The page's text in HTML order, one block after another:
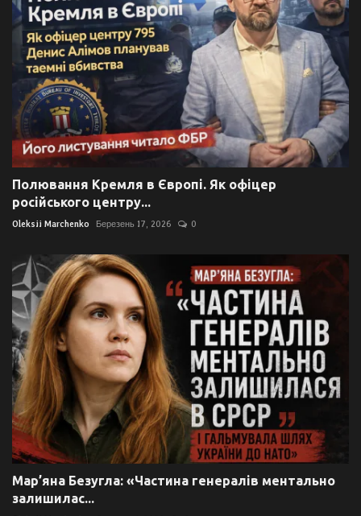
Полювання Кремля в Європі. Як офіцер
російського центру...
Oleksii Marchenko Березень 17, 2026 0
Мар’яна Безугла: «Частина генералів ментально
залишилас...